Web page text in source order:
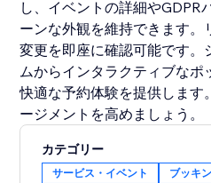
し、イベントの詳細やGDPR
ーンな外観を維持できます
変更を即座に確認可能です。
ムからインタラクティブなポ
快適な予約体験を提供しま
ージメントを高めましょう。
カテゴリー
サービス・イベント ブッキ